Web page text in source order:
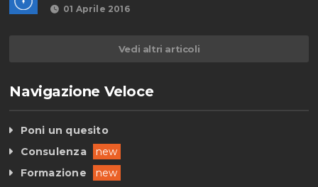
01 Aprile 2016
Vedi altri articoli
Navigazione Veloce
Poni un quesito
Consulenza
new
Formazione
new